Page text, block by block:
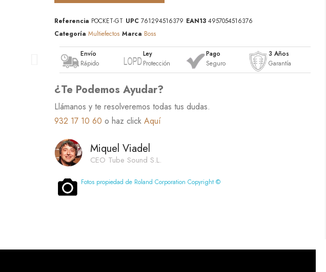
Referencia POCKET-GT UPC 761294516379 EAN13 4957054516376
Categoría Multiefectos Marca Boss
Envío
Rápido
Ley
Protección
Pago
Seguro
3 Años
Garantía
¿Te Podemos Ayudar?
Llámanos y te resolveremos todas tus dudas.
932 17 10 60 o haz clickAquí
Miquel Viadel
CEO Tube Sound S.L.
Fotos propiedad de Roland Corporation Copyright ©